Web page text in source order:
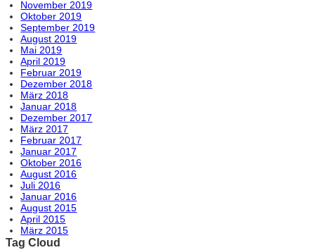
November 2019
Oktober 2019
September 2019
August 2019
Mai 2019
April 2019
Februar 2019
Dezember 2018
März 2018
Januar 2018
Dezember 2017
März 2017
Februar 2017
Januar 2017
Oktober 2016
August 2016
Juli 2016
Januar 2016
August 2015
April 2015
März 2015
Tag Cloud